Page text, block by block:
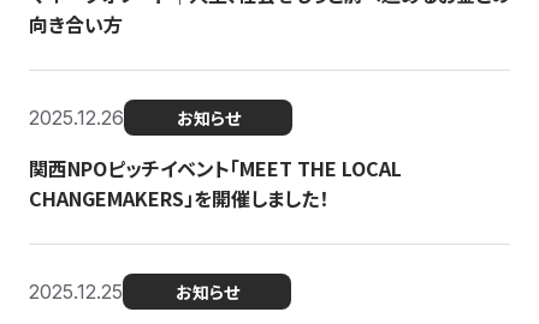
向き合い方
2025.12.26 お知らせ
関西NPOピッチイベント「MEET THE LOCAL
CHANGEMAKERS」を開催しました！
2025.12.25 お知らせ